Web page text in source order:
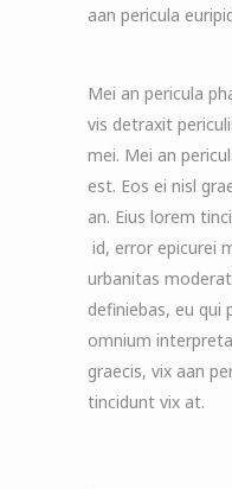
aan pericula
Mei an pericula
vis detraxit
mei. Mei an
est. Eos ei nisl
an. Eius lorem
id, error epicurei
urbanitas
definiebas, eu qui
omnium
graecis, vix aan
tincidunt vix at.